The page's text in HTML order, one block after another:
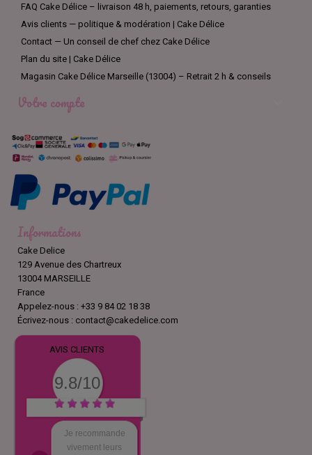
FAQ Cake Délice – livraison 48 h, paiements, retours, garanties
Avis clients — politique & modération | Cake Délice
Contact — Un conseil de chef chez Cake Délice
Plan du site | Cake Délice
Magasin Cake Délice Marseille (13004) – Retrait 2 h & conseils
Votre compte
Informations
Cake Delice
129 Avenue des Chartreux
13004 MARSEILLE
France
Appelez-nous : +33 9 84 02 18 38
Écrivez-nous : contact@cakedelice.com
AVIS CLIENTS
9.8/10
????????????????